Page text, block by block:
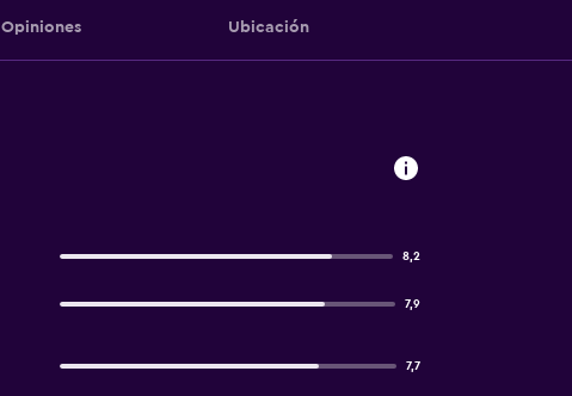
Opiniones Ubicación
8,2
7,9
7,7